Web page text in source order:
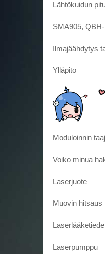
Lähtökuidun
SMA905,
Ilmajäähdytys
Ylläpito
Moduloinnin
Voiko minua
Laserjuote
Muovin hitsaus
Laserlääketiede
Laserpumppu